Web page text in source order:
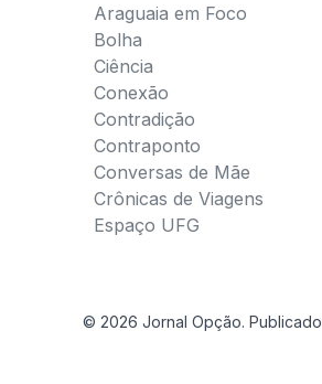
Araguaia em Foco
Bolha
Ciência
Conexão
Contradição
Contraponto
Conversas de Mãe
Crônicas de Viagens
Espaço UFG
© 2026 Jornal Opção.